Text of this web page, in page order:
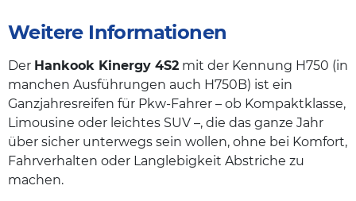
Weitere Informationen
Der Hankook Kinergy 4S2 mit der Kennung H750 (in
manchen Ausführungen auch H750B) ist ein
Ganzjahresreifen für Pkw-Fahrer – ob Kompaktklasse,
Limousine oder leichtes SUV –, die das ganze Jahr
über sicher unterwegs sein wollen, ohne bei Komfort,
Fahrverhalten oder Langlebigkeit Abstriche zu
machen.